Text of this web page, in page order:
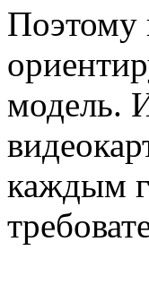
Поэтому
модель.
каждым